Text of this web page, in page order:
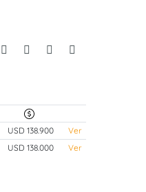
USD 138.900
Ver
USD 138.000 Ver